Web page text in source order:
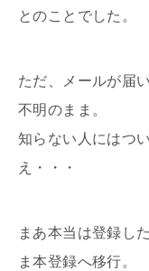
とのことでした。
ただ、メールが届
不明のまま。
知らない人にはつ
え・・・
まあ本当は登録し
ま本登録へ移行。